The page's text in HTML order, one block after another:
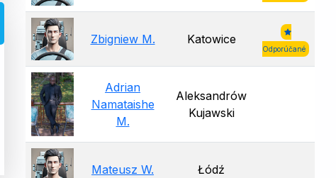
Zbigniew M. Katowice
Odporúčané
Adrian
Namataishe
M.
Aleksandrów
Kujawski
Mateusz W. Łódź